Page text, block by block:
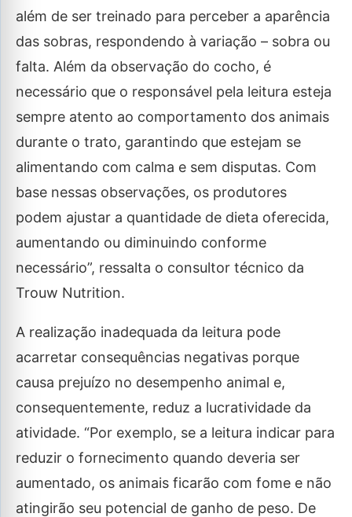
além de ser treinado para perceber a aparência
das sobras, respondendo à variação – sobra ou
falta. Além da observação do cocho, é
necessário que o responsável pela leitura esteja
sempre atento ao comportamento dos animais
durante o trato, garantindo que estejam se
alimentando com calma e sem disputas. Com
base nessas observações, os produtores
podem ajustar a quantidade de dieta oferecida,
aumentando ou diminuindo conforme
necessário”, ressalta o consultor técnico da
Trouw Nutrition.
A realização inadequada da leitura pode
acarretar consequências negativas porque
causa prejuízo no desempenho animal e,
consequentemente, reduz a lucratividade da
atividade. “Por exemplo, se a leitura indicar para
reduzir o fornecimento quando deveria ser
aumentado, os animais ficarão com fome e não
atingirão seu potencial de ganho de peso. De